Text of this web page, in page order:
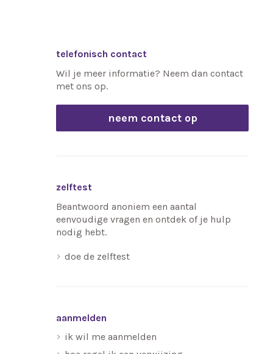
telefonisch contact
Wil je meer informatie? Neem dan contact
met ons op.
neem contact op
zelftest
Beantwoord anoniem een aantal
eenvoudige vragen en ontdek of je hulp
nodig hebt.
doe de zelftest
aanmelden
ik wil me aanmelden